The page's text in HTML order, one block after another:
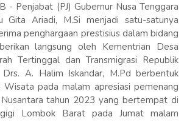
- Penjabat (PJ) Gubernur Nusa Tenggara
Gita Ariadi, M.Si menjadi satu-satunya
penghargaan prestisius dalam bidang
langsung oleh Kementrian Desa
Tertinggal dan Transmigrasi Republik
A. Halim Iskandar, M.Pd berbentuk
pada malam apresiasi pemenang
tahun 2023 yang bertempat di
Lombok Barat pada Jumat malam